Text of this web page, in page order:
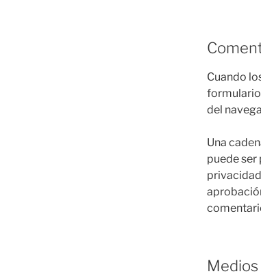
Cuando
formulario
del
Una
puede ser
Medios